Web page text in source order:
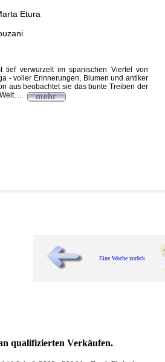
Etura
tief verwurzelt im spanischen Viertel von
- voller Erinnerungen, Blumen und antiker
aus beobachtet sie das bunte Treiben der
...
Eine Woche zurück
qualifizierten Verkäufen.